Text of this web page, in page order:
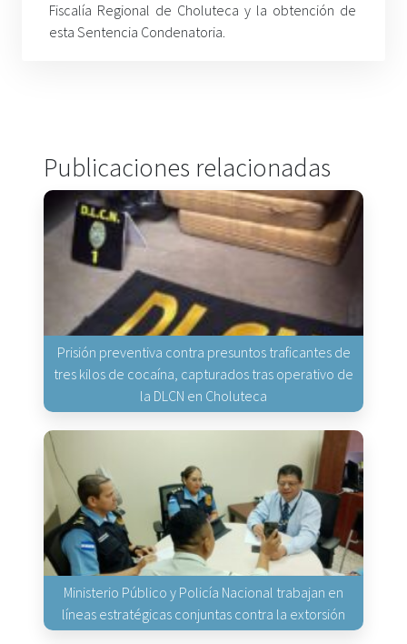
Fiscalía Regional de Choluteca y la obtención de
esta Sentencia Condenatoria.
Publicaciones relacionadas
Prisión preventiva contra presuntos traficantes de
tres kilos de cocaína, capturados tras operativo de
la DLCN en Choluteca
Ministerio Público y Policía Nacional trabajan en
líneas estratégicas conjuntas contra la extorsión